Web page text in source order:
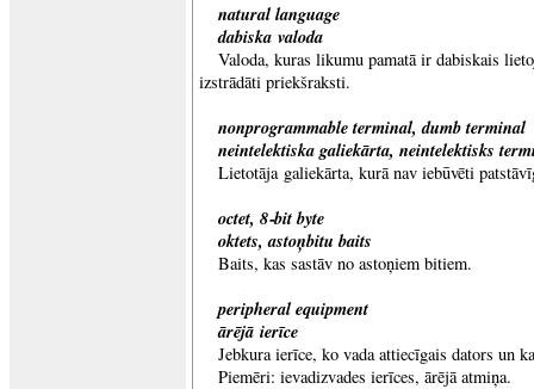
natural language
dabiska valoda
Valoda, kuras likumu pamatā ir dabiskais
izstrādāti priekšraksti.
nonprogrammable terminal, dumb terminal
neintelektiska galiekārta, neintelektisks
Lietotāja galiekārta, kurā nav iebūvēti
octet, 8‑bit byte
oktets, astoņbitu baits
Baits, kas sastāv no astoņiem bitiem.
peripheral equipment
ārējā ierīce
Jebkura ierīce, ko vada attiecīgais dators un
Piemēri: ievadizvades ierīces, ārējā atmiņa.